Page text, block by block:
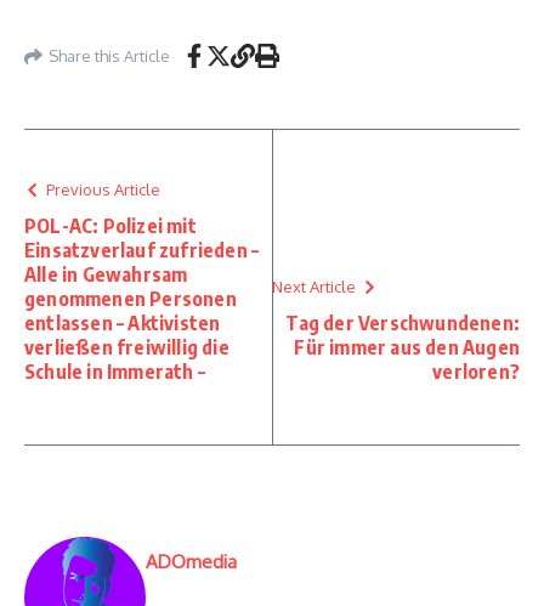
Share this Article
Previous Article
POL-AC: Polizei mit
Einsatzverlauf zufrieden –
Alle in Gewahrsam
genommenen Personen
entlassen – Aktivisten
verließen freiwillig die
Schule in Immerath –
Next Article
Tag der Verschwundenen:
Für immer aus den Augen
verloren?
ADOmedia